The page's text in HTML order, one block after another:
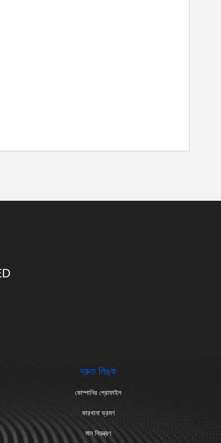
দ্রুত লিঙ্ক
কোম্পানির প্রোফাইল
কারখানা ভ্রমণ
মান নিয়ন্ত্রণ